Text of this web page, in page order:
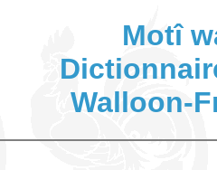
Motî
Walloon-